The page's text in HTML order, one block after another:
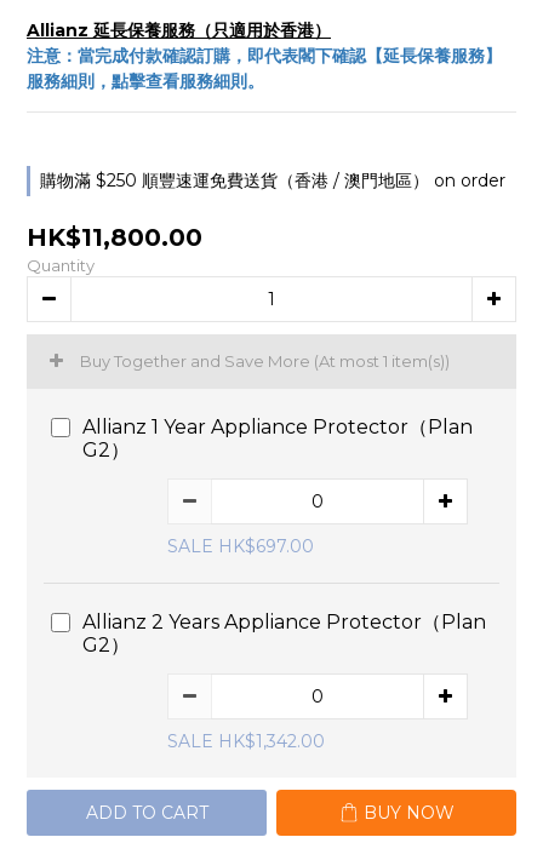
Allianz 延長保養服務（只適用於香港）
注意：當完成付款確認訂購，即代表閣下確認【延長保養服務】
服務細則，點擊查看服務細則。
購物滿 $250 順豐速運免費送貨（香港 / 澳門地區） on order
HK$11,800.00
Quantity
Buy Together and Save More (At most 1 item(s))
Allianz 1 Year Appliance Protector（Plan
G2）
SALE HK$697.00
Allianz 2 Years Appliance Protector（Plan
G2）
SALE HK$1,342.00
ADD TO CART BUY NOW